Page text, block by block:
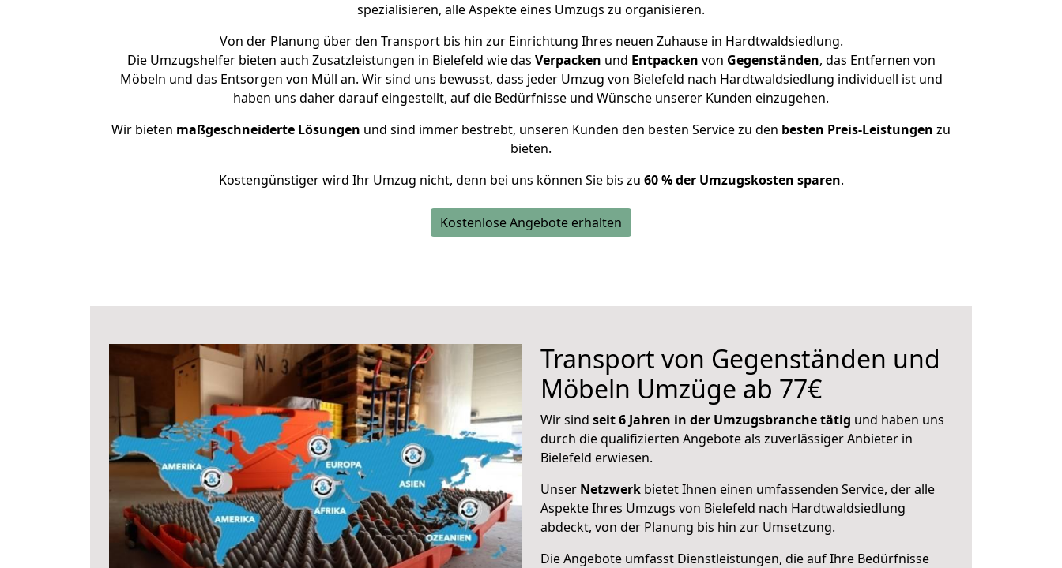
spezialisieren, alle Aspekte eines Umzugs zu organisieren.
Von der Planung über den Transport bis hin zur Einrichtung Ihres neuen Zuhause in Hardtwaldsiedlung.
Die Umzugshelfer bieten auch Zusatzleistungen in Bielefeld wie das Verpacken und Entpacken von Gegenständen, das Entfernen von
Möbeln und das Entsorgen von Müll an. Wir sind uns bewusst, dass jeder Umzug von Bielefeld nach Hardtwaldsiedlung individuell ist und
haben uns daher darauf eingestellt, auf die Bedürfnisse und Wünsche unserer Kunden einzugehen.
Wir bieten maßgeschneiderte Lösungen und sind immer bestrebt, unseren Kunden den besten Service zu den besten Preis-Leistungen zu
bieten.
Kostengünstiger wird Ihr Umzug nicht, denn bei uns können Sie bis zu 60 % der Umzugskosten sparen.
Kostenlose Angebote erhalten
Transport von Gegenständen und
Möbeln Umzüge ab 77€
Wir sind seit 6 Jahren in der Umzugsbranche tätig und haben uns
durch die qualifizierten Angebote als zuverlässiger Anbieter in
Bielefeld erwiesen.
Unser Netzwerk bietet Ihnen einen umfassenden Service, der alle
Aspekte Ihres Umzugs von Bielefeld nach Hardtwaldsiedlung
abdeckt, von der Planung bis hin zur Umsetzung.
Die Angebote umfasst Dienstleistungen, die auf Ihre Bedürfnisse